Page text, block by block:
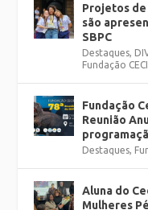
Projetos de
são
SBPC
Destaques,
Fundação
Fundação
Reunião
Destaques,
Aluna do
Mulheres